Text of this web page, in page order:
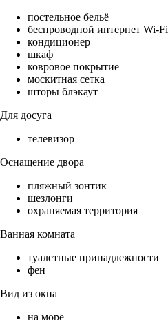
постельное бельё
беспроводной интернет Wi-Fi
кондиционер
шкаф
ковровое покрытие
москитная сетка
шторы блэкаут
Для досуга
телевизор
Оснащение двора
пляжный зонтик
шезлонги
охраняемая территория
Ванная комната
туалетные принадлежности
фен
Вид из окна
на море